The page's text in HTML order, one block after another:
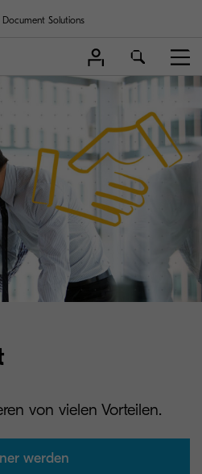
Document Solutions
von vielen Vorteilen.
werden